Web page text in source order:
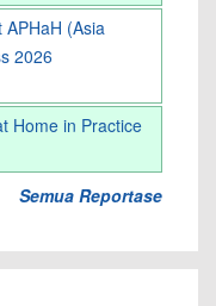
(Asia
2026
Home in Practice
Semua Reportase